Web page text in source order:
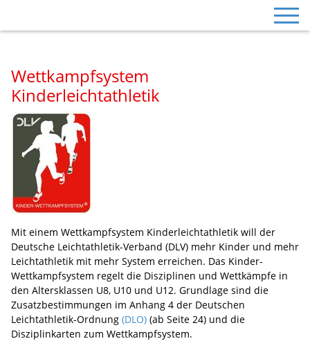
Wettkampfsystem
Kinderleichtathletik
Mit einem Wettkampfsystem Kinderleichtathletik will der
Deutsche Leichtathletik-Verband (DLV) mehr Kinder und mehr
Leichtathletik mit mehr System erreichen. Das Kinder-
Wettkampfsystem regelt die Disziplinen und Wettkämpfe in
den Altersklassen U8, U10 und U12. Grundlage sind die
Zusatzbestimmungen im Anhang 4 der Deutschen
Leichtathletik-Ordnung (DLO) (ab Seite 24) und die
Disziplinkarten zum Wettkampfsystem.